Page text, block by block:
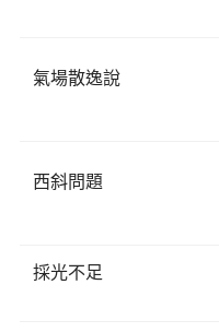
氣場散逸說
西斜問題
採光不足